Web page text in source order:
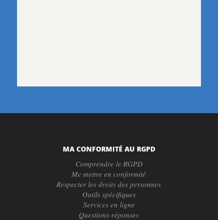
MA CONFORMITÉ AU RGPD
Comprendre le RGPD
Me mettre en conformité
Respecter les droits des personnes
Outils spécifiques
Services en ligne
Questions-réponses